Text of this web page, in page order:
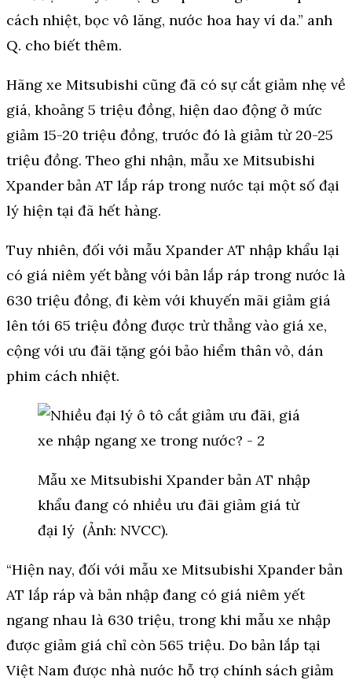
cách nhiệt, bọc vô lăng, nước hoa hay ví da.” anh
Q. cho biết thêm.
Hãng xe Mitsubishi cũng đã có sự cắt giảm nhẹ về
giá, khoảng 5 triệu đồng, hiện dao động ở mức
giảm 15-20 triệu đồng, trước đó là giảm từ 20-25
triệu đồng. Theo ghi nhận, mẫu xe Mitsubishi
Xpander bản AT lắp ráp trong nước tại một số đại
lý hiện tại đã hết hàng.
Tuy nhiên, đối với mẫu Xpander AT nhập khẩu lại
có giá niêm yết bằng với bản lắp ráp trong nước là
630 triệu đồng, đi kèm với khuyến mãi giảm giá
lên tới 65 triệu đồng được trừ thẳng vào giá xe,
cộng với ưu đãi tặng gói bảo hiểm thân vỏ, dán
phim cách nhiệt.
Mẫu xe Mitsubishi Xpander bản AT nhập
khẩu đang có nhiều ưu đãi giảm giá từ
đại lý (Ảnh: NVCC).
“Hiện nay, đối với mẫu xe Mitsubishi Xpander bản
AT lắp ráp và bản nhập đang có giá niêm yết
ngang nhau là 630 triệu, trong khi mẫu xe nhập
được giảm giá chỉ còn 565 triệu. Do bản lắp tại
Việt Nam được nhà nước hỗ trợ chính sách giảm